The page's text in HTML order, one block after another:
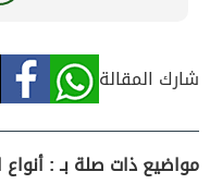
شارك المقالة
مواضيع ذات صلة بـ : أنواع